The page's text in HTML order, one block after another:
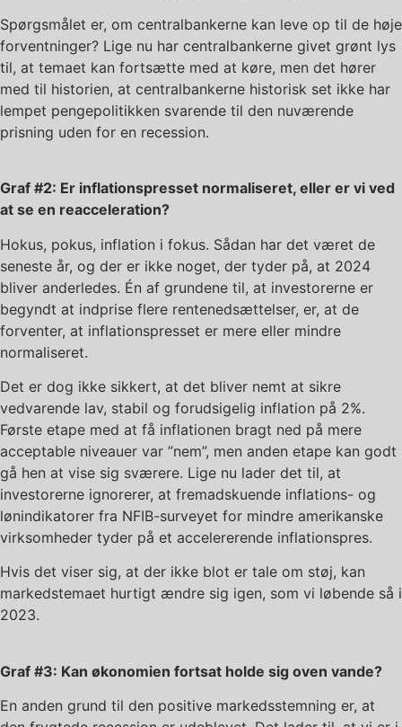
Spørgsmålet er, om centralbankerne kan leve op til de høje
forventninger? Lige nu har centralbankerne givet grønt lys
til, at temaet kan fortsætte med at køre, men det hører
med til historien, at centralbankerne historisk set ikke har
lempet pengepolitikken svarende til den nuværende
prisning uden for en recession.
Graf #2: Er inflationspresset normaliseret, eller er vi ved
at se en reacceleration?
Hokus, pokus, inflation i fokus. Sådan har det været de
seneste år, og der er ikke noget, der tyder på, at 2024
bliver anderledes. Én af grundene til, at investorerne er
begyndt at indprise flere rentenedsættelser, er, at de
forventer, at inflationspresset er mere eller mindre
normaliseret.
Det er dog ikke sikkert, at det bliver nemt at sikre
vedvarende lav, stabil og forudsigelig inflation på 2%.
Første etape med at få inflationen bragt ned på mere
acceptable niveauer var ”nem”, men anden etape kan godt
gå hen at vise sig sværere. Lige nu lader det til, at
investorerne ignorerer, at fremadskuende inflations- og
lønindikatorer fra NFIB-surveyet for mindre amerikanske
virksomheder tyder på et accelererende inflationspres.
Hvis det viser sig, at der ikke blot er tale om støj, kan
markedstemaet hurtigt ændre sig igen, som vi løbende så i
2023.
Graf #3: Kan økonomien fortsat holde sig oven vande?
En anden grund til den positive markedsstemning er, at